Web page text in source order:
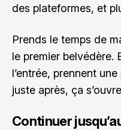
des plateformes, et
Prends le temps de
le premier belvédère.
l’entrée, prennent
juste après, ça
Continuer